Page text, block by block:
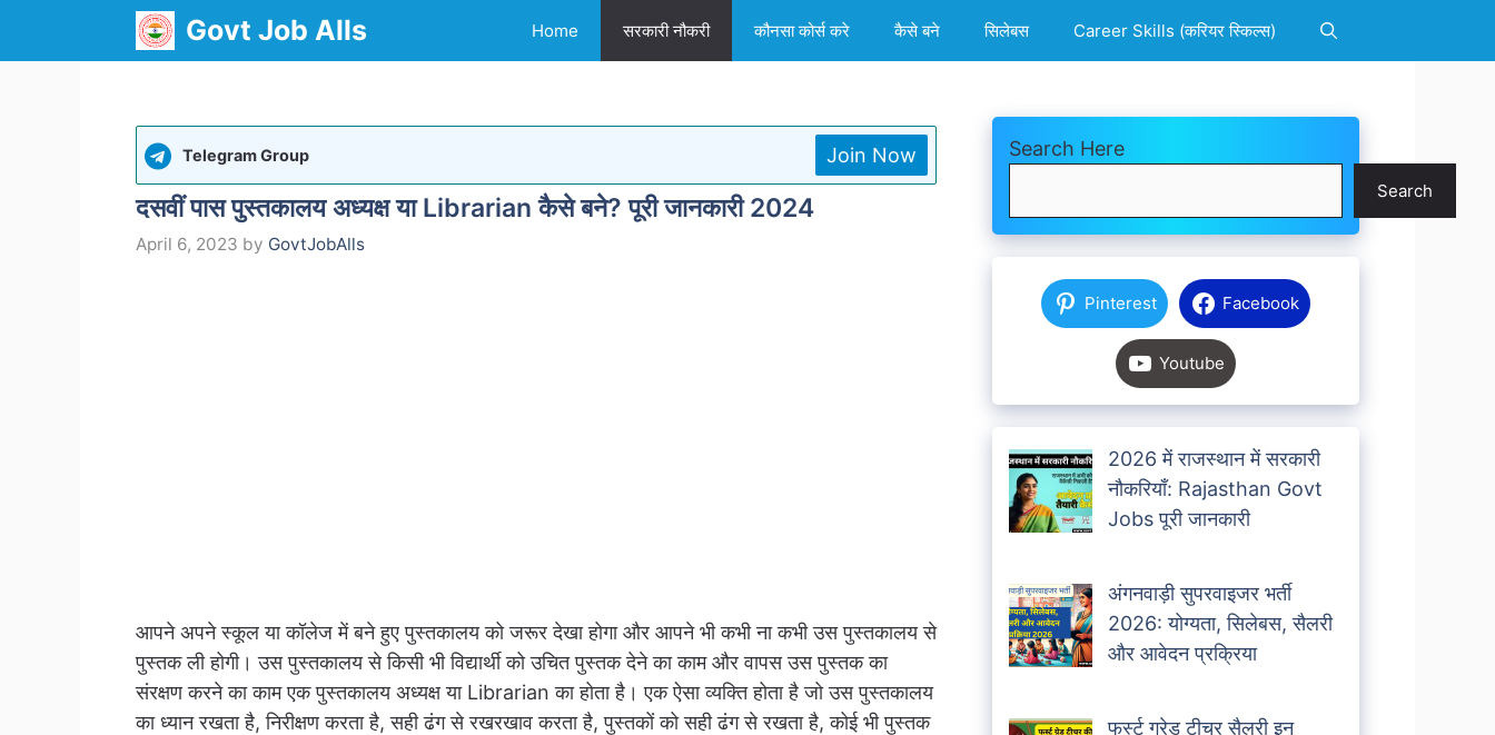
Govt Job Alls Home सरकारी नौकरी कौनसा कोर्स करे कैसे बने सिलेबस Career Skills (करियर स्किल्स)
Telegram Group Join Now
दसवीं पास पुस्तकालय अध्यक्ष या Librarian कैसे बने? पूरी जानकारी 2024
April 6, 2023 by GovtJobAlls
आपने अपने स्कूल या कॉलेज में बने हुए पुस्तकालय को जरूर देखा होगा और आपने भी कभी ना कभी उस पुस्तकालय से
पुस्तक ली होगी। उस पुस्तकालय से किसी भी विद्यार्थी को उचित पुस्तक देने का काम और वापस उस पुस्तक का
संरक्षण करने का काम एक पुस्तकालय अध्यक्ष या Librarian का होता है। एक ऐसा व्यक्ति होता है जो उस पुस्तकालय
का ध्यान रखता है, निरीक्षण करता है, सही ढंग से रखरखाव करता है, पुस्तकों को सही ढंग से रखता है, कोई भी पुस्तक
Search Here
Search
Pinterest Facebook
Youtube
2026 में राजस्थान में सरकारी
नौकरियाँ: Rajasthan Govt
Jobs पूरी जानकारी
अंगनवाड़ी सुपरवाइजर भर्ती
2026: योग्यता, सिलेबस, सैलरी
और आवेदन प्रक्रिया
फर्स्ट ग्रेड टीचर सैलरी इन